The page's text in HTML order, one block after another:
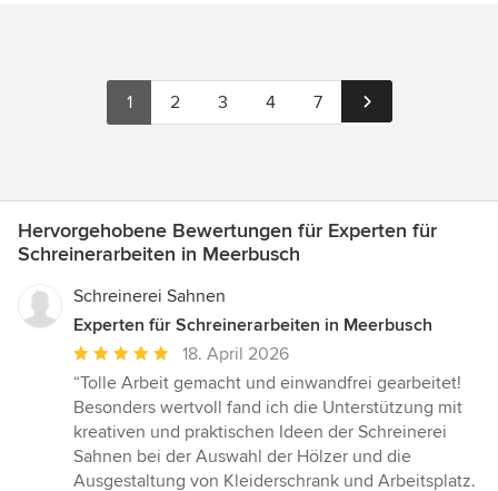
1 2 3 4 7
Hervorgehobene Bewertungen für Experten für
Schreinerarbeiten in Meerbusch
Schreinerei Sahnen
Experten für Schreinerarbeiten in Meerbusch
Durchschnittliche
Bewertung:
5
von
5
Sternen
18. April 2026
“Tolle Arbeit gemacht und einwandfrei gearbeitet!
Besonders wertvoll fand ich die Unterstützung mit
kreativen und praktischen Ideen der Schreinerei
Sahnen bei der Auswahl der Hölzer und die
Ausgestaltung von Kleiderschrank und Arbeitsplatz.